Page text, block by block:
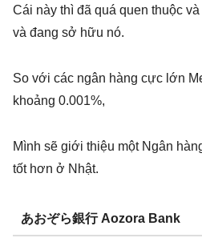
Cái này thì đã quá quen thuộc
và đang sở hữu nó.
So với các ngân hàng cực lớn
khoảng 0.001%,
Mình sẽ giới thiệu một Ngân
tốt hơn ở Nhật.
あおぞら銀行 Aozora Bank